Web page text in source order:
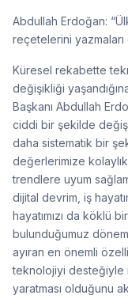
Abdullah Erdoğan:
reçetelerini
Küresel rekabette
değişikliği
Başkanı Abdullah
ciddi bir şekilde
daha sistematik bir
değerlerimize
trendlere uyum
dijital devrim, iş
hayatımızı da köklü
bulunduğumuz
ayıran en önemli
teknolojiyi desteğiyle
yaratması olduğunu